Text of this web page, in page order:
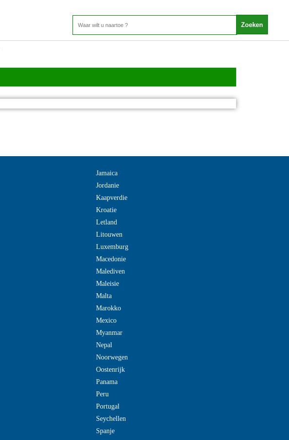
Jamaica
Jordanie
Kaapverdie
Kroatie
Letland
Litouwen
Luxemburg
Macedonie
Malediven
Maleisie
Malta
Marokko
Mexico
Myanmar
Nepal
Noorwegen
Oostenrijk
Panama
Peru
Portugal
Seychellen
Spanje